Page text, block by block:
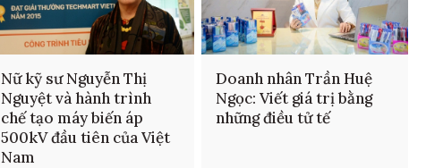
Nữ kỹ sư Nguyễn Thị
Nguyệt và hành trình
chế tạo máy biến áp
500kV đầu tiên của Việt
Nam
Doanh nhân Trần Huệ
Ngọc: Viết giá trị bằng
những điều tử tế